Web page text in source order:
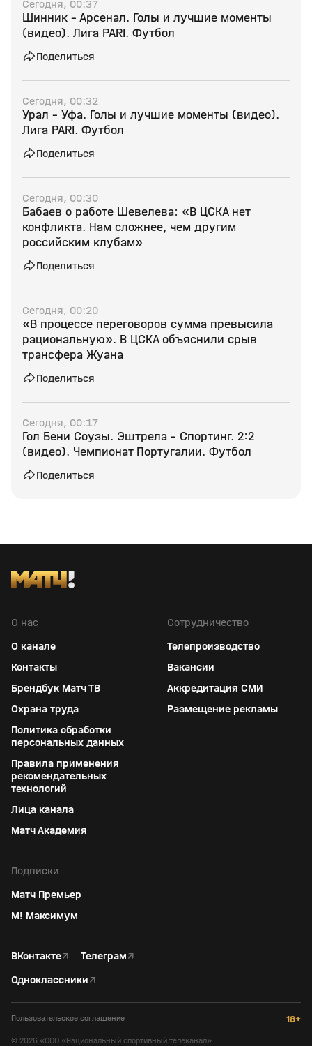
Сегодня, 00:37
Шинник - Арсенал. Голы и лучшие моменты
(видео). Лига PARI. Футбол
Поделиться
Сегодня, 00:32
Урал - Уфа. Голы и лучшие моменты (видео).
Лига PARI. Футбол
Поделиться
Сегодня, 00:30
Бабаев о работе Шевелева: «В ЦСКА нет
конфликта. Нам сложнее, чем другим
российским клубам»
Поделиться
Сегодня, 00:20
«В процессе переговоров сумма превысила
рациональную». В ЦСКА объяснили срыв
трансфера Жуана
Поделиться
Сегодня, 00:17
Гол Бени Соузы. Эштрела - Спортинг. 2:2
(видео). Чемпионат Португалии. Футбол
Поделиться
О нас
О канале
Контакты
Брендбук Матч ТВ
Охрана труда
Политика обработки
персональных данных
Правила применения
рекомендательных
технологий
Лица канала
Матч Академия
Сотрудничество
Телепроизводство
Вакансии
Аккредитация СМИ
Размещение рекламы
Подписки
Матч Премьер
М! Максимум
ВКонтакте↗ Телеграм↗
Одноклассники↗
Пользовательское соглашение 18+
© 2026 «ООО «Национальный спортивный телеканал»